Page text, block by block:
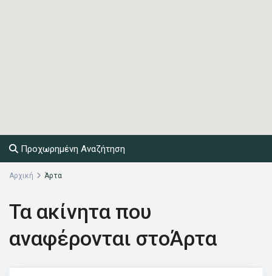
Προχωρημένη Αναζήτηση
Αρχική Άρτα
Τα ακίνητα που
αναφέρονται στοΆρτα